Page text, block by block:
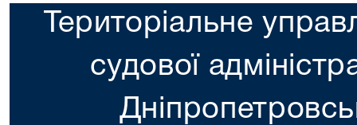
Територіальне
судової